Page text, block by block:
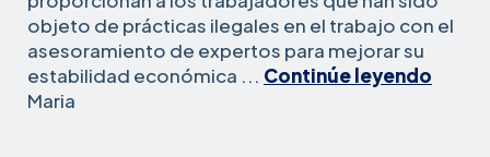
objeto de prácticas ilegales en el trabajo con el
asesoramiento de expertos para mejorar su
estabilidad económica ... Continúe leyendo
Maria